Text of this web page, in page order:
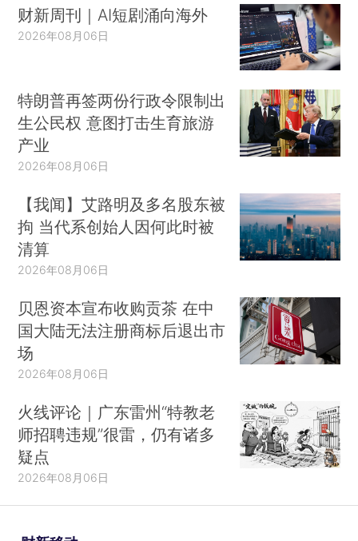
财新周刊｜AI短剧涌向海外
2026年08月06日
特朗普再签两份行政令限制出
生公民权 意图打击生育旅游
产业
2026年08月06日
【我闻】艾路明及多名股东被
拘 当代系创始人因何此时被
清算
2026年08月06日
贝恩资本宣布收购贡茶 在中
国大陆无法注册商标后退出市
场
2026年08月06日
火线评论｜广东雷州“特教老
师招聘违规”很雷，仍有诸多
疑点
2026年08月06日